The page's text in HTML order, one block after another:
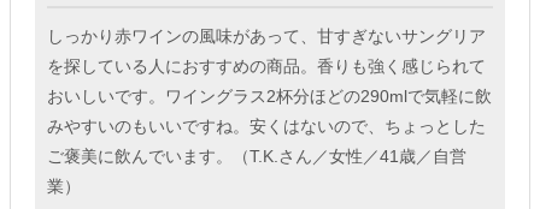
しっかり赤ワインの風味があって、甘すぎないサングリア
を探している人におすすめの商品。香りも強く感じられて
おいしいです。ワイングラス2杯分ほどの290mlで気軽に飲
みやすいのもいいですね。安くはないので、ちょっとした
ご褒美に飲んでいます。（T.K.さん／女性／41歳／自営
業）